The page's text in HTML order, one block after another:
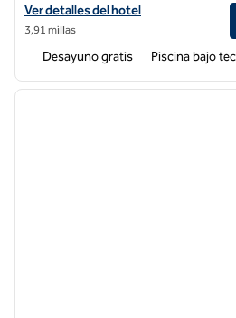
Ver detalles del hotel Embassy
Ver detalles del hotel
3,91 millas
Desayuno gratis Piscina bajo
1 de 12